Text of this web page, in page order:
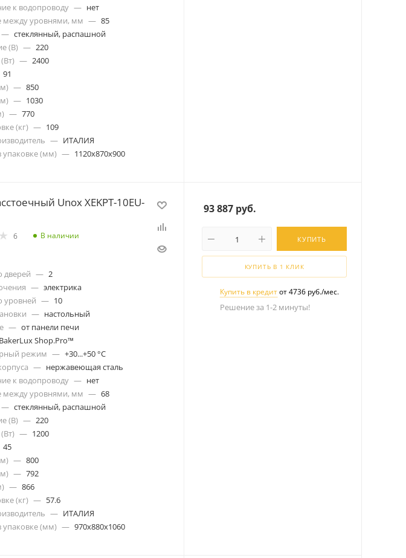
к водопроводу — нет
между уровнями, мм — 85
— стеклянный, распашной
(В) — 220
— 2400
91
— 850
— 1030
— 770
(кг) — 109
— ИТАЛИЯ
упаковке (мм) — 1120х870х900
Unox XEKPT-10EU-
6
В наличии
дверей — 2
— электрика
уровней — 10
— настольный
— от панели печи
BakerLux Shop.Pro™
режим — +30...+50 °C
— нержавеющая сталь
к водопроводу — нет
между уровнями, мм — 68
— стеклянный, распашной
(В) — 220
— 1200
45
— 800
— 792
— 866
(кг) — 57.6
— ИТАЛИЯ
упаковке (мм) — 970x880x1060
93 887 руб.
КУПИТЬ
КУПИТЬ В 1 КЛИК
Купить в кредитот 4736 руб./мес.
Решение за 1-2 минуты!